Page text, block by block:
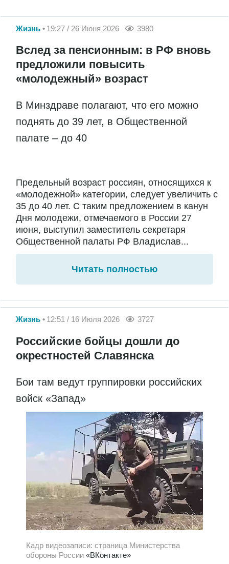
Жизнь 19:27 / 26 Июня 2026 3980
Вслед за пенсионным: в РФ вновь
предложили повысить
«молодежный» возраст
В Минздраве полагают, что его можно
поднять до 39 лет, в Общественной
палате – до 40
Предельный возраст россиян, относящихся к
«молодежной» категории, следует увеличить с
35 до 40 лет. С таким предложением в канун
Дня молодежи, отмечаемого в России 27
июня, выступил заместитель секретаря
Общественной палаты РФ Владислав...
Читать полностью
Жизнь 12:51 / 16 Июля 2026 3727
Российские бойцы дошли до
окрестностей Славянска
Бои там ведут группировки российских
войск «Запад»
Кадр видеозаписи: страница Министерства
обороны России «ВКонтакте»